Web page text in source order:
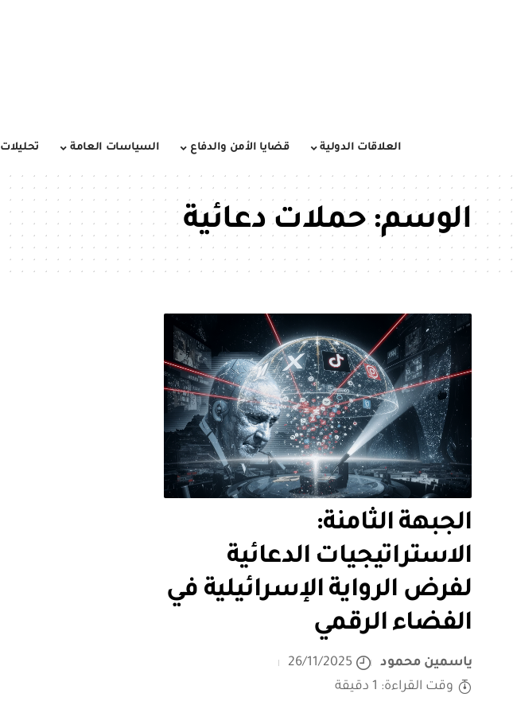
العلاقات الدولية قضايا الأمن والدفاع السياسات العامة تحليلات
الوسم:حملات دعائية
الجبهة الثامنة:
الاستراتيجيات الدعائية
لفرض الرواية الإسرائيلية في
الفضاء الرقمي
ياسمين محمود
26/11/2025
وقت القراءة: 1 دقيقة